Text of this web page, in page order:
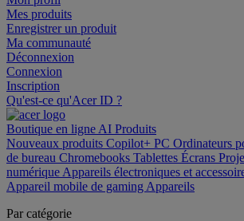
Mes produits
Enregistrer un produit
Ma communauté
Déconnexion
Connexion
Inscription
Qu'est-ce qu'Acer ID ?
Boutique en ligne AI Produits
Nouveaux produits Copilot+ PC Ordinateurs
de bureau Chromebooks Tablettes Écrans
numérique Appareils électroniques et
Appareil mobile de gaming Appareils
Par catégorie